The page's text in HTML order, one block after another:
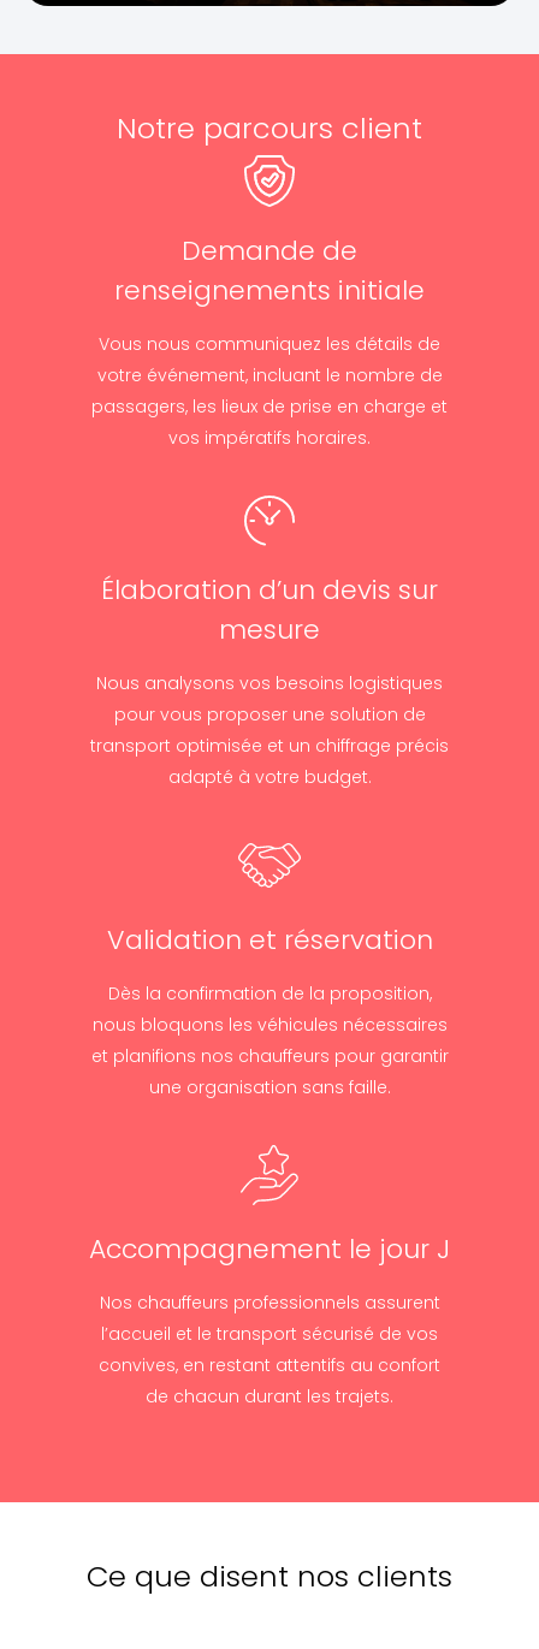
Notre parcours client
Demande de
renseignements initiale
Vous nous communiquez les détails de
votre événement, incluant le nombre de
passagers, les lieux de prise en charge et
vos impératifs horaires.
Élaboration d’un devis sur
mesure
Nous analysons vos besoins logistiques
pour vous proposer une solution de
transport optimisée et un chiffrage précis
adapté à votre budget.
Validation et réservation
Dès la confirmation de la proposition,
nous bloquons les véhicules nécessaires
et planifions nos chauffeurs pour garantir
une organisation sans faille.
Accompagnement le jour J
Nos chauffeurs professionnels assurent
l’accueil et le transport sécurisé de vos
convives, en restant attentifs au confort
de chacun durant les trajets.
Ce que disent nos clients